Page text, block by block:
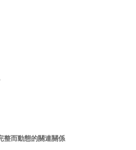
整而動態的關連關係